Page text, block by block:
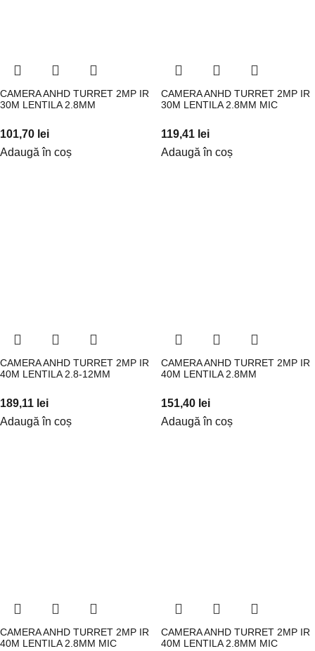
CAMERA ANHD TURRET 2MP IR
30M LENTILA 2.8MM
101,70 lei
Adaugă în coș
CAMERA ANHD TURRET 2MP IR
30M LENTILA 2.8MM MIC
119,41 lei
Adaugă în coș
CAMERA ANHD TURRET 2MP IR
40M LENTILA 2.8-12MM
189,11 lei
Adaugă în coș
CAMERA ANHD TURRET 2MP IR
40M LENTILA 2.8MM
151,40 lei
Adaugă în coș
CAMERA ANHD TURRET 2MP IR
40M LENTILA 2.8MM MIC
CAMERA ANHD TURRET 2MP IR
40M LENTILA 2.8MM MIC